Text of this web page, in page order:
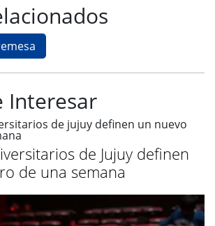
Interesar
de Jujuy definen
de una semana